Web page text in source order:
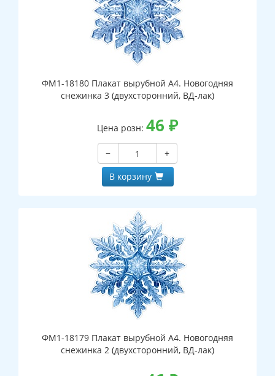
ФМ1-18180 Плакат вырубной А4. Новогодняя
снежинка 3 (двухсторонний, ВД-лак)
Цена розн: 46 ₽
−
+
В корзину
ФМ1-18179 Плакат вырубной А4. Новогодняя
снежинка 2 (двухсторонний, ВД-лак)